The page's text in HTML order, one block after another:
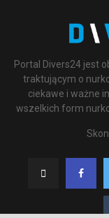
Portal Divers24 jest
traktującym o
ciekawe i ważne
wszelkich form